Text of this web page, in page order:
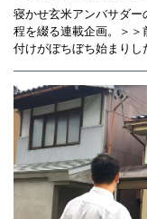
寝かせ玄米アンバサダ
程を綴る連載企画。＞
付けがぼちぼち始まりし